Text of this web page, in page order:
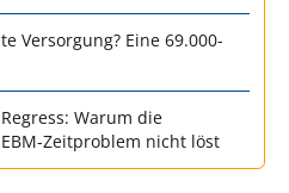
Versorgung? Eine 69.000-
Warum die
Zeitproblem nicht löst